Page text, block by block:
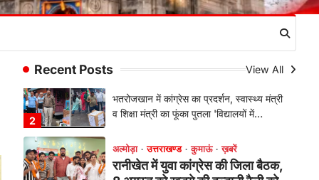
Recent Posts View All
3
8 अगस्त को खड़गे की हल्द्वानी रैली को
संगठन विस्तार के तहत कई नई नियुक्तियां, बूथ
अल्मोड़ा उत्तराखण्ड कुमाऊं ख़बरें
लोगों ने लिया लाभ, 191 में से 182
शिकायतों का मौके पर हुआ निस्तारण